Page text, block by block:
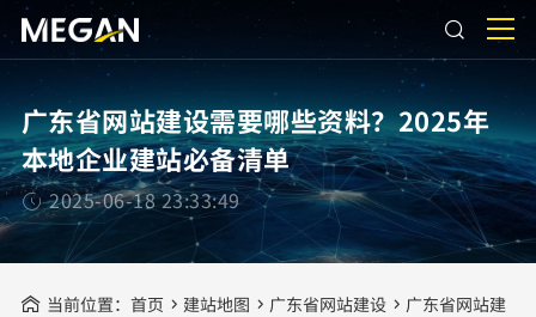
广东省网站建设需要哪些资料？2025年
本地企业建站必备清单
2025-06-18 23:33:49
当前位置： 首页 建站地图 广东省网站建设
广东省网站建